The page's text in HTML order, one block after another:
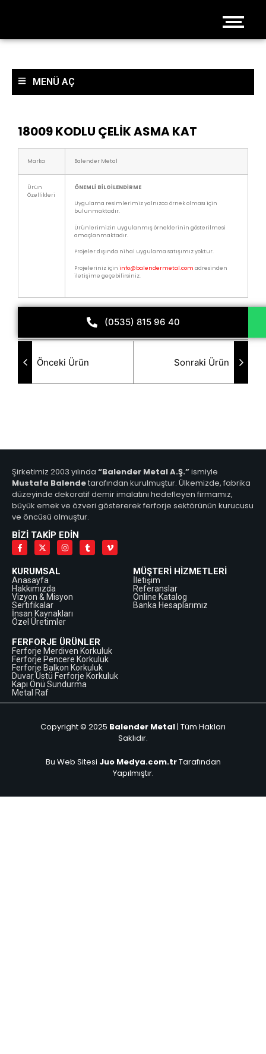
MENÜ AÇ
18009 KODLU ÇELİK ASMA KAT
Marka Balender Metal
Ürün
Özellikleri
ÖNEMLİ BİLGİLENDİRME
Uygulama resimlerimiz yalnızca örnek olması için
bulunmaktadır.
Ürünlerimizin uygulanmış örneklerinin gösterilmesi
amaçlanmaktadır.
Projeler dışında nihai uygulama satışımız yoktur.
Projeleriniz için info@balendermetal.com adresinden
iletişime geçebilirsiniz.
(0535) 815 96 40
Önceki Ürün Sonraki Ürün
Şirketimiz 2003 yılında “Balender Metal A.Ş.”ismiyle
Mustafa Balendetarafından kurulmuştur. Ülkemizde, fabrika
düzeyinde dekoratif demir imalatını hedefleyen firmamız,
büyük emek ve özveri göstererek ferforje sektörünün kurucusu
ve öncüsü olmuştur.
BİZİ TAKİP EDİN
KURUMSAL
Anasayfa
Hakkımızda
Vizyon & Misyon
Sertifikalar
İnsan Kaynakları
Özel Üretimler
MÜŞTERİ HİZMETLERİ
İletişim
Referanslar
Online Katalog
Banka Hesaplarımız
FERFORJE ÜRÜNLER
Ferforje Merdiven Korkuluk
Ferforje Pencere Korkuluk
Ferforje Balkon Korkuluk
Duvar Üstü Ferforje Korkuluk
Kapı Önü Sundurma
Metal Raf
Copyright © 2025 Balender Metal | Tüm Hakları
Saklıdır.
Bu Web Sitesi Juo Medya.com.trTarafından
Yapılmıştır.